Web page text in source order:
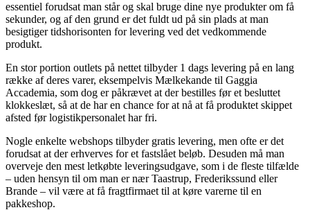
essentiel forudsat man står og skal bruge dine nye produkter om få
sekunder, og af den grund er det fuldt ud på sin plads at man
besigtiger tidshorisonten for levering ved det vedkommende
produkt.
En stor portion outlets på nettet tilbyder 1 dags levering på en lang
række af deres varer, eksempelvis Mælkekande til Gaggia
Accademia, som dog er påkrævet at der bestilles før et besluttet
klokkeslæt, så at de har en chance for at nå at få produktet skippet
afsted før logistikpersonalet har fri.
Nogle enkelte webshops tilbyder gratis levering, men ofte er det
forudsat at der erhverves for et fastslået beløb. Desuden må man
overveje den mest letkøbte leveringsudgave, som i de fleste tilfælde
– uden hensyn til om man er nær Taastrup, Frederikssund eller
Brande – vil være at få fragtfirmaet til at køre varerne til en
pakkeshop.